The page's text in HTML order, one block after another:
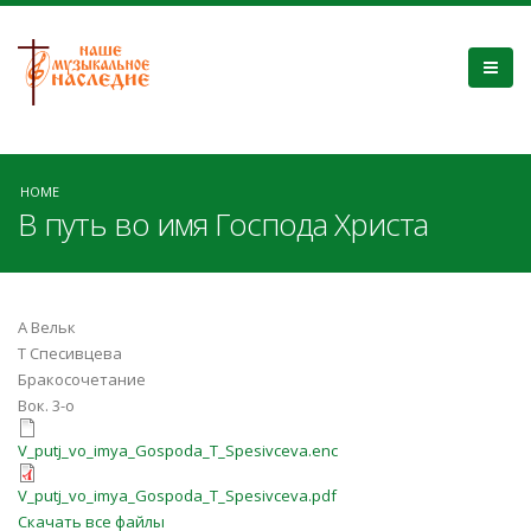
HOME
В путь во имя Господа Христа
А Вельк
Т Спесивцева
Бракосочетание
Вок. 3-о
V_putj_vo_imya_Gospoda_T_Spesivceva.enc
V_putj_vo_imya_Gospoda_T_Spesivceva.pdf
Скачать все файлы